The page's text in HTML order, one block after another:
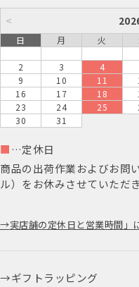
<
日 月 火
2
3 4
9
10 11
16
17 18
23
24 25
30
31
■ …定休日
商品の出荷作業およびお問
ル）をお休みさせていただ
実店舗の定休日と営業時間」
ギフトラッピング